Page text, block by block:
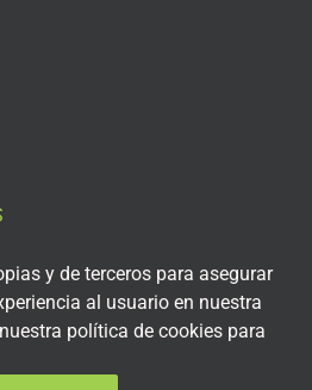
Sociales
y de terceros para asegurar
al usuario en nuestra
política de cookies para